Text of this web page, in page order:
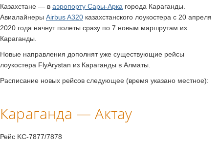
Казахстане — в аэропорту Сары-Арка города Караганды.
Авиалайнеры Airbus A320 казахстанского лоукостера с 20 апреля
2020 года начнут полеты сразу по 7 новым маршрутам из
Караганды.
Новые направления дополнят уже существующие рейсы
лоукостера FlyArystan из Караганды в Алматы.
Расписание новых рейсов следующее (время указано местное):
Караганда — Актау
Рейс KC-7877/7878